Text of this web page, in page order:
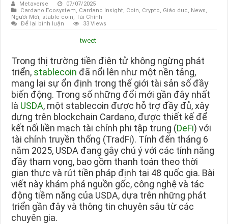
Metaverse
07/07/2025
Cardano Ecosystem, Cardano Insight, Coin, Crypto, Giáo dục, News,
Người Mới, stable coin,Tài Chính
Để lại bình luận
33 Views
tweet
Trong thị trường tiền điện tử không ngừng phát
triển, stablecoin đã nổi lên như một nền tảng,
mang lại sự ổn định trong thế giới tài sản số đầy
biến động. Trong số những đổi mới gần đây nhất
là USDA, một stablecoin được hỗ trợ đầy đủ, xây
dựng trên blockchain Cardano, được thiết kế để
kết nối liền mạch tài chính phi tập trung (DeFi) với
tài chính truyền thống (TradFi). Tính đến tháng 6
năm 2025, USDA đang gây chú ý với các tính năng
đầy tham vọng, bao gồm thanh toán theo thời
gian thực và rút tiền pháp định tại 48 quốc gia. Bài
viết này khám phá nguồn gốc, công nghệ và tác
động tiềm năng của USDA, dựa trên những phát
triển gần đây và thông tin chuyên sâu từ các
chuyên gia.